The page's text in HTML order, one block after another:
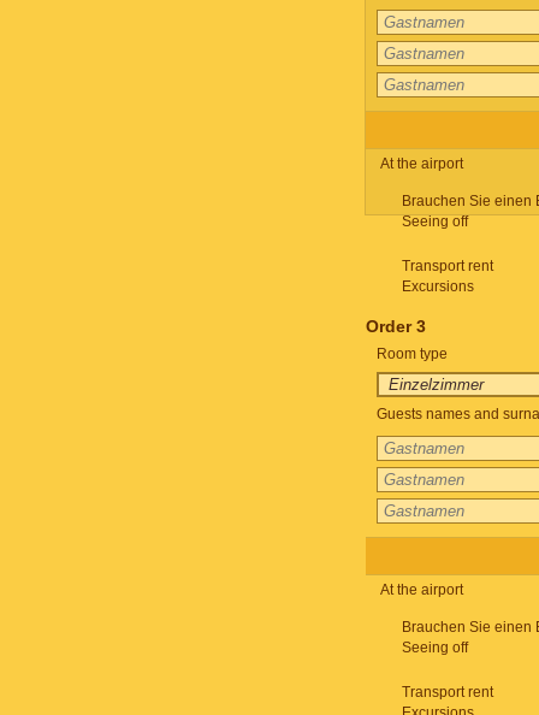
At the airport
Brauchen Sie einen
Seeing off
Transport rent
Excursions
Order 3
Room type
Guests names and
At the airport
Brauchen Sie einen
Seeing off
Transport rent